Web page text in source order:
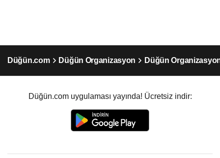
Düğün.com Düğün Organizasyon Düğün
Düğün.com uygulaması yayında! Ücretsiz indir: